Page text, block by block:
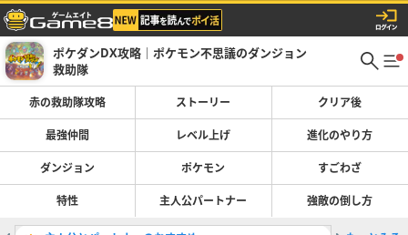
ポケダンDX攻略｜ポケモン不思議のダンジョン
救助隊
赤の救助隊攻略 ストーリー クリア後
最強仲間 レベル上げ 進化のやり方
ダンジョン ポケモン すごわざ
特性 主人公パートナー 強敵の倒し方